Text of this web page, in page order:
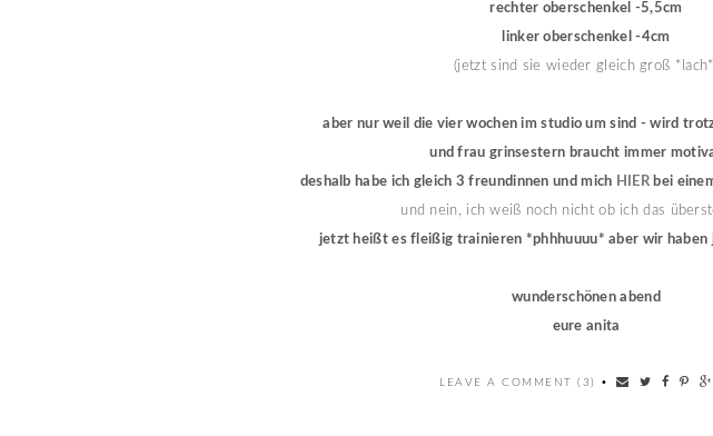
rechter oberschenkel -5,5cm
linker oberschenkel -4cm
(jetzt sind sie wieder gleich groß
aber nur weil die vier wochen im studio um sind - wird
und frau grinsestern braucht immer
deshalb habe ich gleich 3 freundinnen und mich HIER bei
und nein, ich weiß noch nicht ob ich das
jetzt heißt es fleißig trainieren *phhhuuuu* aber wir haben
wunderschönen abend
eure anita
LEAVE A COMMENT (3) •